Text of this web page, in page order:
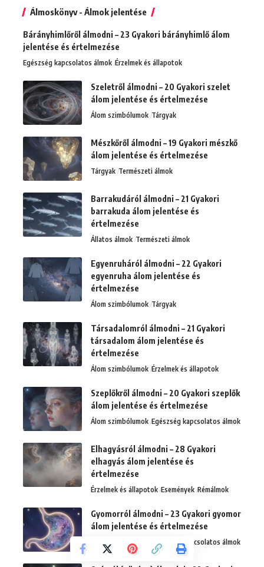
Álmoskönyv - Álmok jelentése
Bárányhimlőről álmodni – 23 Gyakori bárányhimlő álom
jelentése és értelmezése
Egészség kapcsolatos álmok Érzelmek és állapotok
Szeletről álmodni – 20 Gyakori szelet
álom jelentése és értelmezése
Álom szimbólumok Tárgyak
Mészkőről álmodni – 19 Gyakori mészkő
álom jelentése és értelmezése
Tárgyak Természeti álmok
Barrakudáról álmodni – 21 Gyakori
barrakuda álom jelentése és
értelmezése
Állatos álmok Természeti álmok
Egyenruháról álmodni – 22 Gyakori
egyenruha álom jelentése és
értelmezése
Álom szimbólumok Tárgyak
Társadalomról álmodni – 21 Gyakori
társadalom álom jelentése és
értelmezése
Álom szimbólumok Érzelmek és állapotok
Szeplőkről álmodni – 20 Gyakori szeplők
álom jelentése és értelmezése
Álom szimbólumok Egészség kapcsolatos álmok
Elhagyásról álmodni – 28 Gyakori
elhagyás álom jelentése és
értelmezése
Érzelmek és állapotok Események Rémálmok
Gyomorról álmodni – 23 Gyakori gyomor
álom jelentése és értelmezése
Álom szimbólumok Egészség kapcsolatos álmok